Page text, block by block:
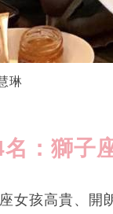
琳
：獅子
女孩高貴、開